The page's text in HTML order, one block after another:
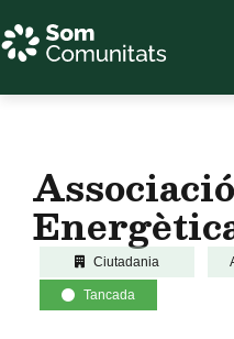
Ciutadania
Tancada